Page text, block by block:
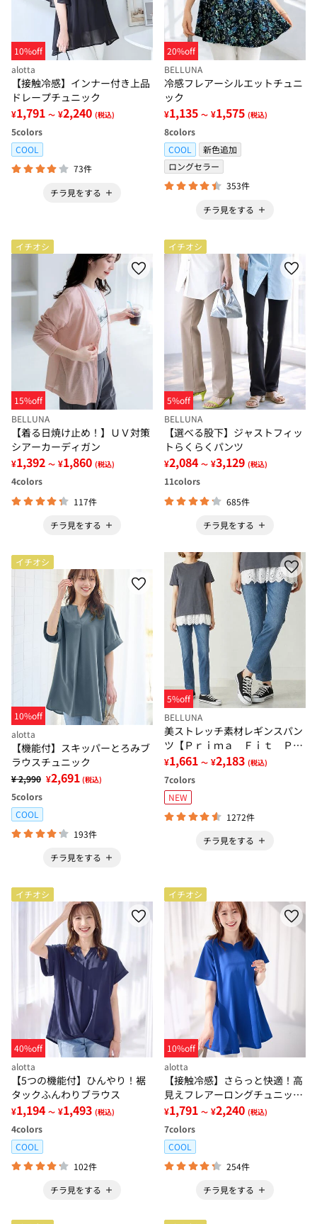
10%off
alotta
【接触冷感】インナー付き上品
ドレープチュニック
¥1,791 ～ ¥2,240 (税込)
5colors
COOL
73件
チラ見をする
20%off
BELLUNA
冷感フレアーシルエットチュニ
ック
¥1,135 ～ ¥1,575 (税込)
8colors
COOL
新色追加
ロングセラー
353件
チラ見をする
イチオシ
15%off
BELLUNA
【着る日焼け止め！】ＵＶ対策
シアーカーディガン
¥1,392 ～ ¥1,860 (税込)
4colors
117件
チラ見をする
イチオシ
5%off
BELLUNA
【選べる股下】ジャストフィッ
トらくらくパンツ
¥2,084 ～ ¥3,129 (税込)
11colors
685件
チラ見をする
イチオシ
10%off
alotta
【機能付】スキッパーとろみブ
ラウスチュニック
¥ 2,990 ¥2,691 (税込)
5colors
COOL
193件
チラ見をする
5%off
BELLUNA
美ストレッチ素材レギンスパン
ツ【Ｐｒｉｍａ Ｆｉｔ Ｐａ
ｎｔｓ】
¥1,661 ～ ¥2,183 (税込)
7colors
NEW
1272件
チラ見をする
イチオシ
40%off
alotta
【5つの機能付】ひんやり！裾
タックふんわりブラウス
¥1,194 ～ ¥1,493 (税込)
4colors
COOL
102件
チラ見をする
イチオシ
10%off
alotta
【接触冷感】さらっと快適！高
見えフレアーロングチュニック
Ｔシャツ
¥1,791 ～ ¥2,240 (税込)
7colors
COOL
254件
チラ見をする